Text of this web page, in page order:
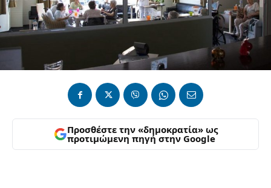
Προσθέστε την «δημοκρατία» ως
προτιμώμενη πηγή στην Google